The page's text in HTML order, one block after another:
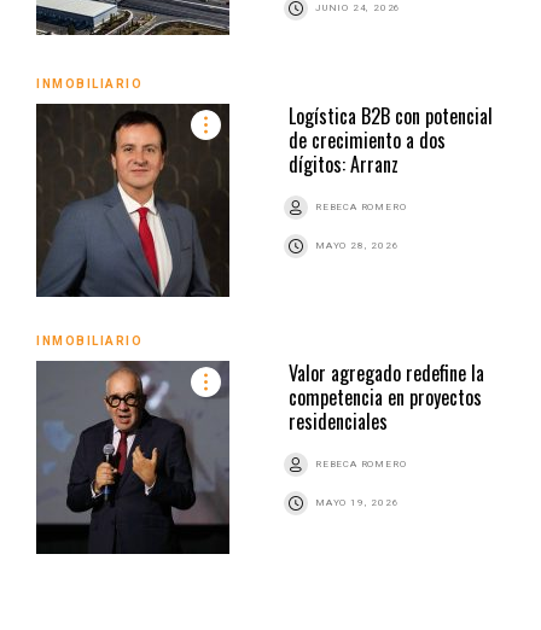
JUNIO 24, 2026
INMOBILIARIO
Logística B2B con potencial
de crecimiento a dos
dígitos: Arranz
REBECA ROMERO
MAYO 28, 2026
INMOBILIARIO
Valor agregado redefine la
competencia en proyectos
residenciales
REBECA ROMERO
MAYO 19, 2026